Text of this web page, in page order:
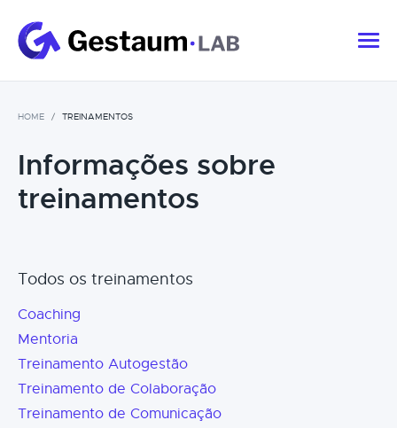
HOME TREINAMENTOS
Informações sobre
treinamentos
Todos os treinamentos
Coaching
Mentoria
Treinamento Autogestão
Treinamento de Colaboração
Treinamento de Comunicação